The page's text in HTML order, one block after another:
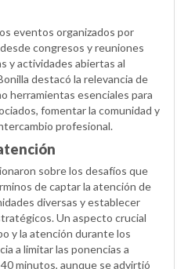
eventos organizados por
congresos y reuniones
y actividades abiertas al
destacó la relevancia de
herramientas esenciales para
fomentar la comunidad y
profesional.
sobre los desafíos que
de captar la atención de
diversas y establecer
Un aspecto crucial
y la atención durante los
a limitar las ponencias a
minutos, aunque se advirtió